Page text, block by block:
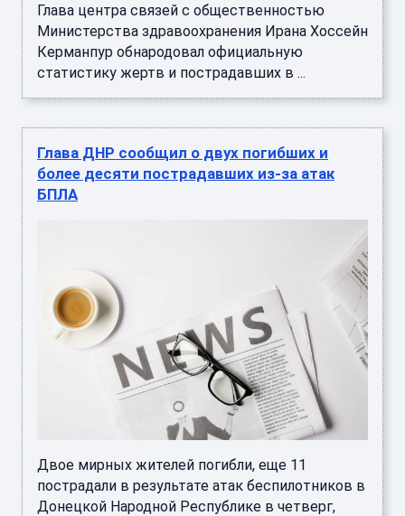
Глава центра связей с общественностью
Министерства здравоохранения Ирана Хоссейн
Керманпур обнародовал официальную
статистику жертв и пострадавших в ...
Глава ДНР сообщил о двух погибших и
более десяти пострадавших из-за атак
БПЛА
Двое мирных жителей погибли, еще 11
пострадали в результате атак беспилотников в
Донецкой Народной Республике в четверг,